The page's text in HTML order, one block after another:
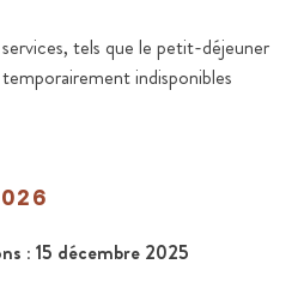
tels que le petit-déjeuner
indisponibles
: 15 décembre 2025